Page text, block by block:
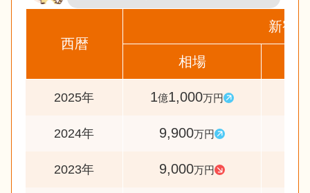
西暦
新宿区
相場
2025年 1億1,000万円
2024年 9,900万円
2023年 9,000万円